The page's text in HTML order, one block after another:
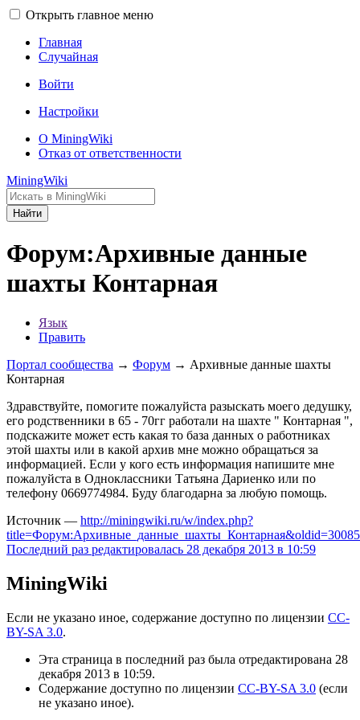
Открыть главное меню
Главная
Случайная
Войти
Настройки
О MiningWiki
Отказ от ответственности
MiningWiki
Найти
Форум:Архивные данные
шахты Контарная
Язык
Править
Портал сообщества → Форум → Архивные данные шахты
Контарная
Здравствуйте, помогите пожалуйста разыскать моего дедушку,
его родственники в 65 - 70гг работали на шахте " Контарная ",
подскажите может есть какая то база данных о работниках
этой шахты или в какой архив мне можно обращаться за
информацией. Если у кого есть информация напишите мне
пожалуйста в Одноклассники Татьяна Дариенко или по
телефону 0669774984. Буду благодарна за любую помощь.
Источник — http://miningwiki.ru/w/index.php?
title=Форум:Архивные_данные_шахты_Контарная&oldid=30085
Последний раз редактировалась 28 декабря 2013 в 10:59
MiningWiki
Если не указано иное, содержание доступно по лицензии CC-
BY-SA 3.0.
Эта страница в последний раз была отредактирована 28
декабря 2013 в 10:59.
Содержание доступно по лицензии CC-BY-SA 3.0 (если
не указано иное).